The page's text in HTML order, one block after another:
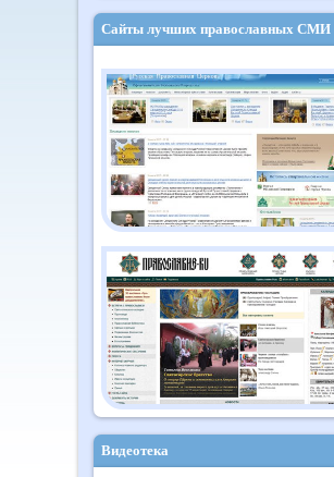
Сайты лучших православных СМИ
Видеотека